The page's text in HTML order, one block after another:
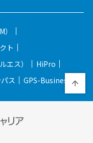
ト
エス）
HiPro
ス GPS-Business